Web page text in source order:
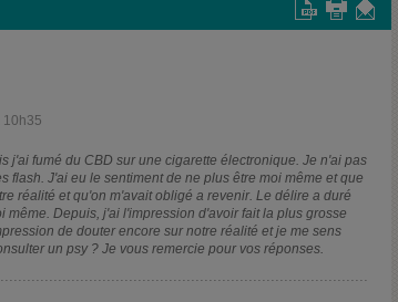
10h35
j'ai fumé du CBD sur une cigarette électronique. Je n'ai pas
flash. J'ai eu le sentiment de ne plus être moi même et que
réalité et qu'on m'avait obligé a revenir. Le délire a duré
Depuis, j'ai l'impression d'avoir fait la plus grosse
de douter encore sur notre réalité et je me sens
un psy ? Je vous remercie pour vos réponses.